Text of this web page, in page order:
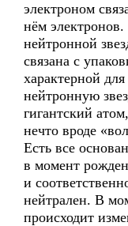
электроном
нём
нейтронной
связана с
характерной
нейтронную
гигантский
нечто вроде
Есть все
в момент
и
нейтрален. В
происходит